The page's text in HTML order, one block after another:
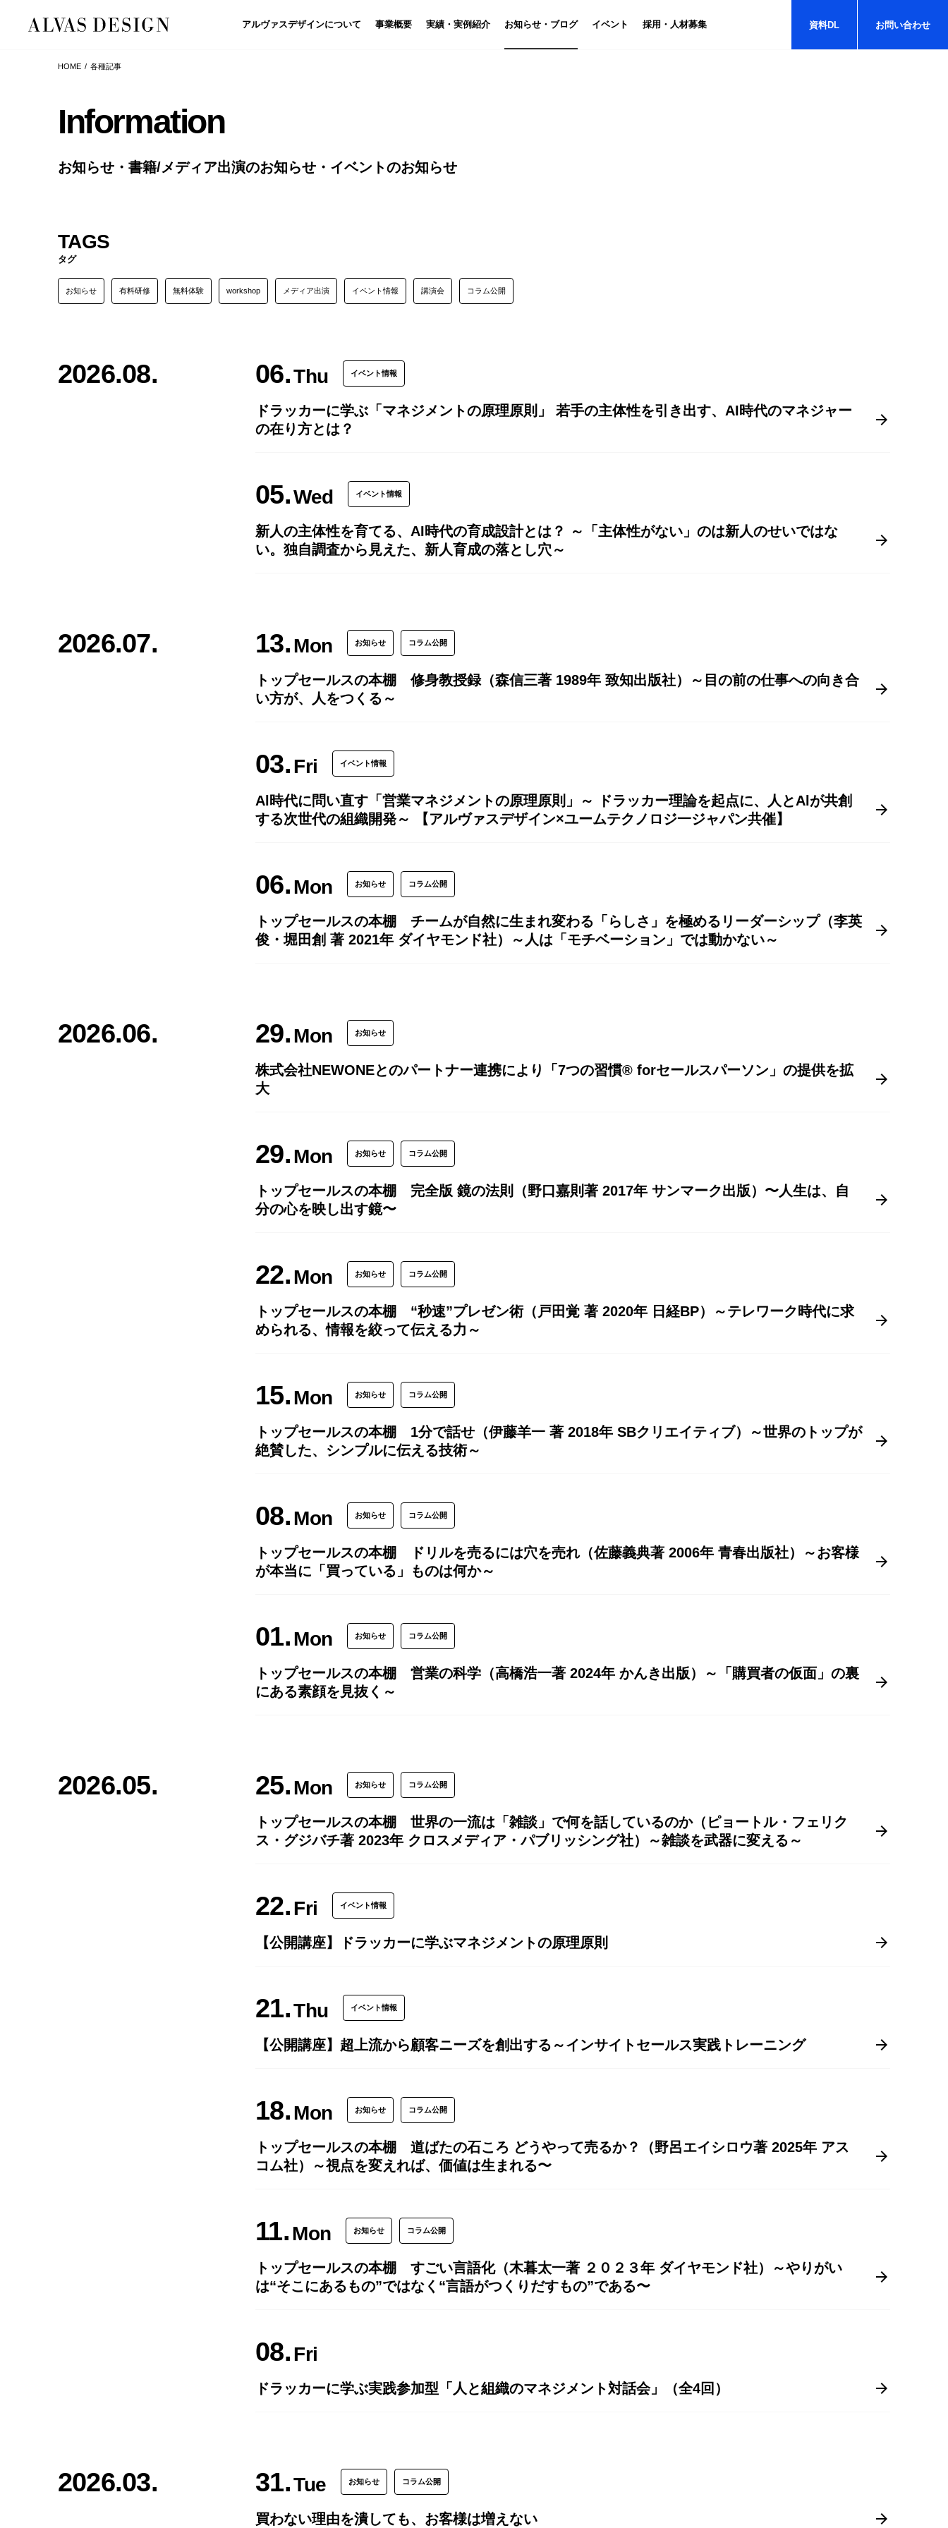
アルヴァスデザインについて 事業概要 実績・実例紹介 お知らせ・ブログ イベント 採用・人材募集 資料DL お問い合わせ
HOME 各種記事
Information
お知らせ・書籍/メディア出演のお知らせ・イベントのお知らせ
TAGS
タグ
お知らせ 有料研修 無料体験 workshop メディア出演 イベント情報 講演会 コラム公開
2026.08. 06 Thu イベント情報
ドラッカーに学ぶ「マネジメントの原理原則」 若手の主体性を引き出す、AI時代のマネジャー
の在り方とは？
05 Wed イベント情報
新人の主体性を育てる、AI時代の育成設計とは？ ～「主体性がない」のは新人のせいではな
い。独自調査から見えた、新人育成の落とし穴～
2026.07. 13 Mon お知らせ コラム公開
トップセールスの本棚 修身教授録（森信三著 1989年 致知出版社）～目の前の仕事への向き合
い方が、人をつくる～
03 Fri イベント情報
Al時代に問い直す「営業マネジメントの原理原則」～ ドラッカー理論を起点に、人とAlが共創
する次世代の組織開発～ 【アルヴァスデザイン×ユームテクノロジ一ジャパン共催】
06 Mon お知らせ コラム公開
トップセールスの本棚 チームが自然に生まれ変わる「らしさ」を極めるリーダーシップ（李英
俊・堀田創 著 2021年 ダイヤモンド社）～人は「モチベーション」では動かない～
2026.06. 29 Mon お知らせ
株式会社NEWONEとのパートナー連携により「7つの習慣® forセールスパーソン」の提供を拡
大
29 Mon お知らせ コラム公開
トップセールスの本棚 完全版 鏡の法則（野口嘉則著 2017年 サンマーク出版）〜人生は、自
分の心を映し出す鏡〜
22 Mon お知らせ コラム公開
トップセールスの本棚 “秒速”プレゼン術（戸田覚 著 2020年 日経BP）～テレワーク時代に求
められる、情報を絞って伝える力～
15 Mon お知らせ コラム公開
トップセールスの本棚 1分で話せ（伊藤羊一 著 2018年 SBクリエイティブ）～世界のトップが
絶賛した、シンプルに伝える技術～
08 Mon お知らせ コラム公開
トップセールスの本棚 ドリルを売るには穴を売れ（佐藤義典著 2006年 青春出版社）～お客様
が本当に「買っている」ものは何か～
01 Mon お知らせ コラム公開
トップセールスの本棚 営業の科学（高橋浩一著 2024年 かんき出版）～「購買者の仮面」の裏
にある素顔を見抜く～
2026.05. 25 Mon お知らせ コラム公開
トップセールスの本棚 世界の一流は「雑談」で何を話しているのか（ピョートル・フェリク
ス・グジバチ著 2023年 クロスメディア・パブリッシング社）～雑談を武器に変える～
22 Fri イベント情報
【公開講座】ドラッカーに学ぶマネジメントの原理原則
21 Thu イベント情報
【公開講座】超上流から顧客ニーズを創出する～インサイトセールス実践トレーニング
18 Mon お知らせ コラム公開
トップセールスの本棚 道ばたの石ころ どうやって売るか？（野呂エイシロウ著 2025年 アス
コム社）～視点を変えれば、価値は生まれる〜
11 Mon お知らせ コラム公開
トップセールスの本棚 すごい言語化（木暮太一著 ２０２３年 ダイヤモンド社）～やりがい
は“そこにあるもの”ではなく“言語がつくりだすもの”である〜
08 Fri
ドラッカーに学ぶ実践参加型「人と組織のマネジメント対話会」（全4回）
2026.03. 31 Tue お知らせ コラム公開
買わない理由を潰しても、お客様は増えない